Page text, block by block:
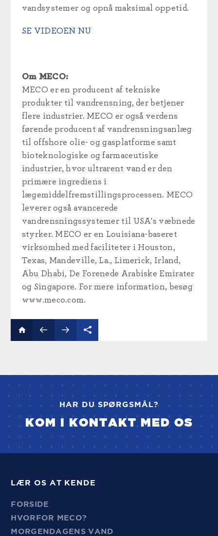
vandsystemer og opnå maksimal oppetid.
SE VIDEOEN NU
Om MECO:
MECO er en producent af tekniske
produkter til vandrensning, der betjener
flere industrier. MECO er også verdens
førende producent af vandrensningsanlæg
til offshore olie- og gasplatforme samt
bioteknologiske og farmaceutiske
industrier, hvor ultrarent vand er den
primære ingrediens i
lægemiddelfremstillingsprocessen. MECO
leverer også avancerede
vandrensningssystemer til USA's væbnede
styrker. MECO er en Louisiana-baseret
virksomhed med faciliteter i Houston,
Texas, Mandeville, La., Limerick, Irland,
Abu Dhabi, De Forenede Arabiske Emirater
og Singapore. For mere information, besøg
www.meco.com.
HAR DU SPØRGSMÅL?
KOM I KONTAKT MED OS
LÆR OS AT KENDE
FORSIDE
HVORFOR MECO?
MORGENDAGENS VAND